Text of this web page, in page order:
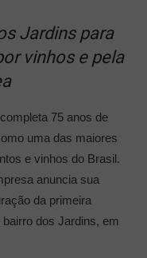
Jardins para
vinhos e pela
75 anos de
uma das maiores
e vinhos do Brasil.
anuncia sua
da primeira
bairro dos Jardins, em